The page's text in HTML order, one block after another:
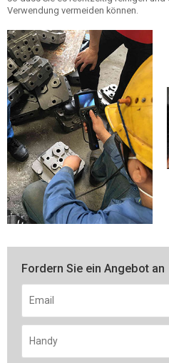
Verwendung vermeiden können.
Fordern Sie ein Angebot an